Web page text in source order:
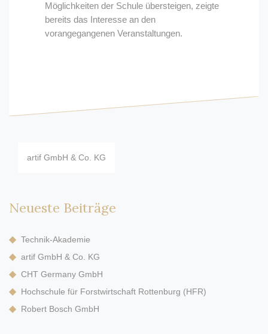
Möglichkeiten der Schule übersteigen, zeigte
bereits das Interesse an den
vorangegangenen Veranstaltungen.
Beitragsnavigation
artif GmbH & Co. KG
Neueste Beiträge
Technik-Akademie
artif GmbH & Co. KG
CHT Germany GmbH
Hochschule für Forstwirtschaft Rottenburg (HFR)
Robert Bosch GmbH